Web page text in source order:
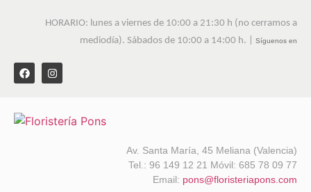
HORARIO: lunes a viernes de 10:00 a 21:30 h (no cerramos a
mediodía). Sábados de 10:00 a 14:00 h. |
Síguenos en
Av. Santa María, 45 Meliana (Valencia)
Tel.: 96 149 12 21 Móvil: 685 78 09 77
Email: pons@floristeriapons.com